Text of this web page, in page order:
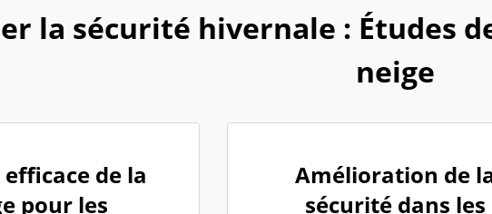
la sécurité hivernale : Études
neige
de la
pour les
Amélioration de
sécurité dans les